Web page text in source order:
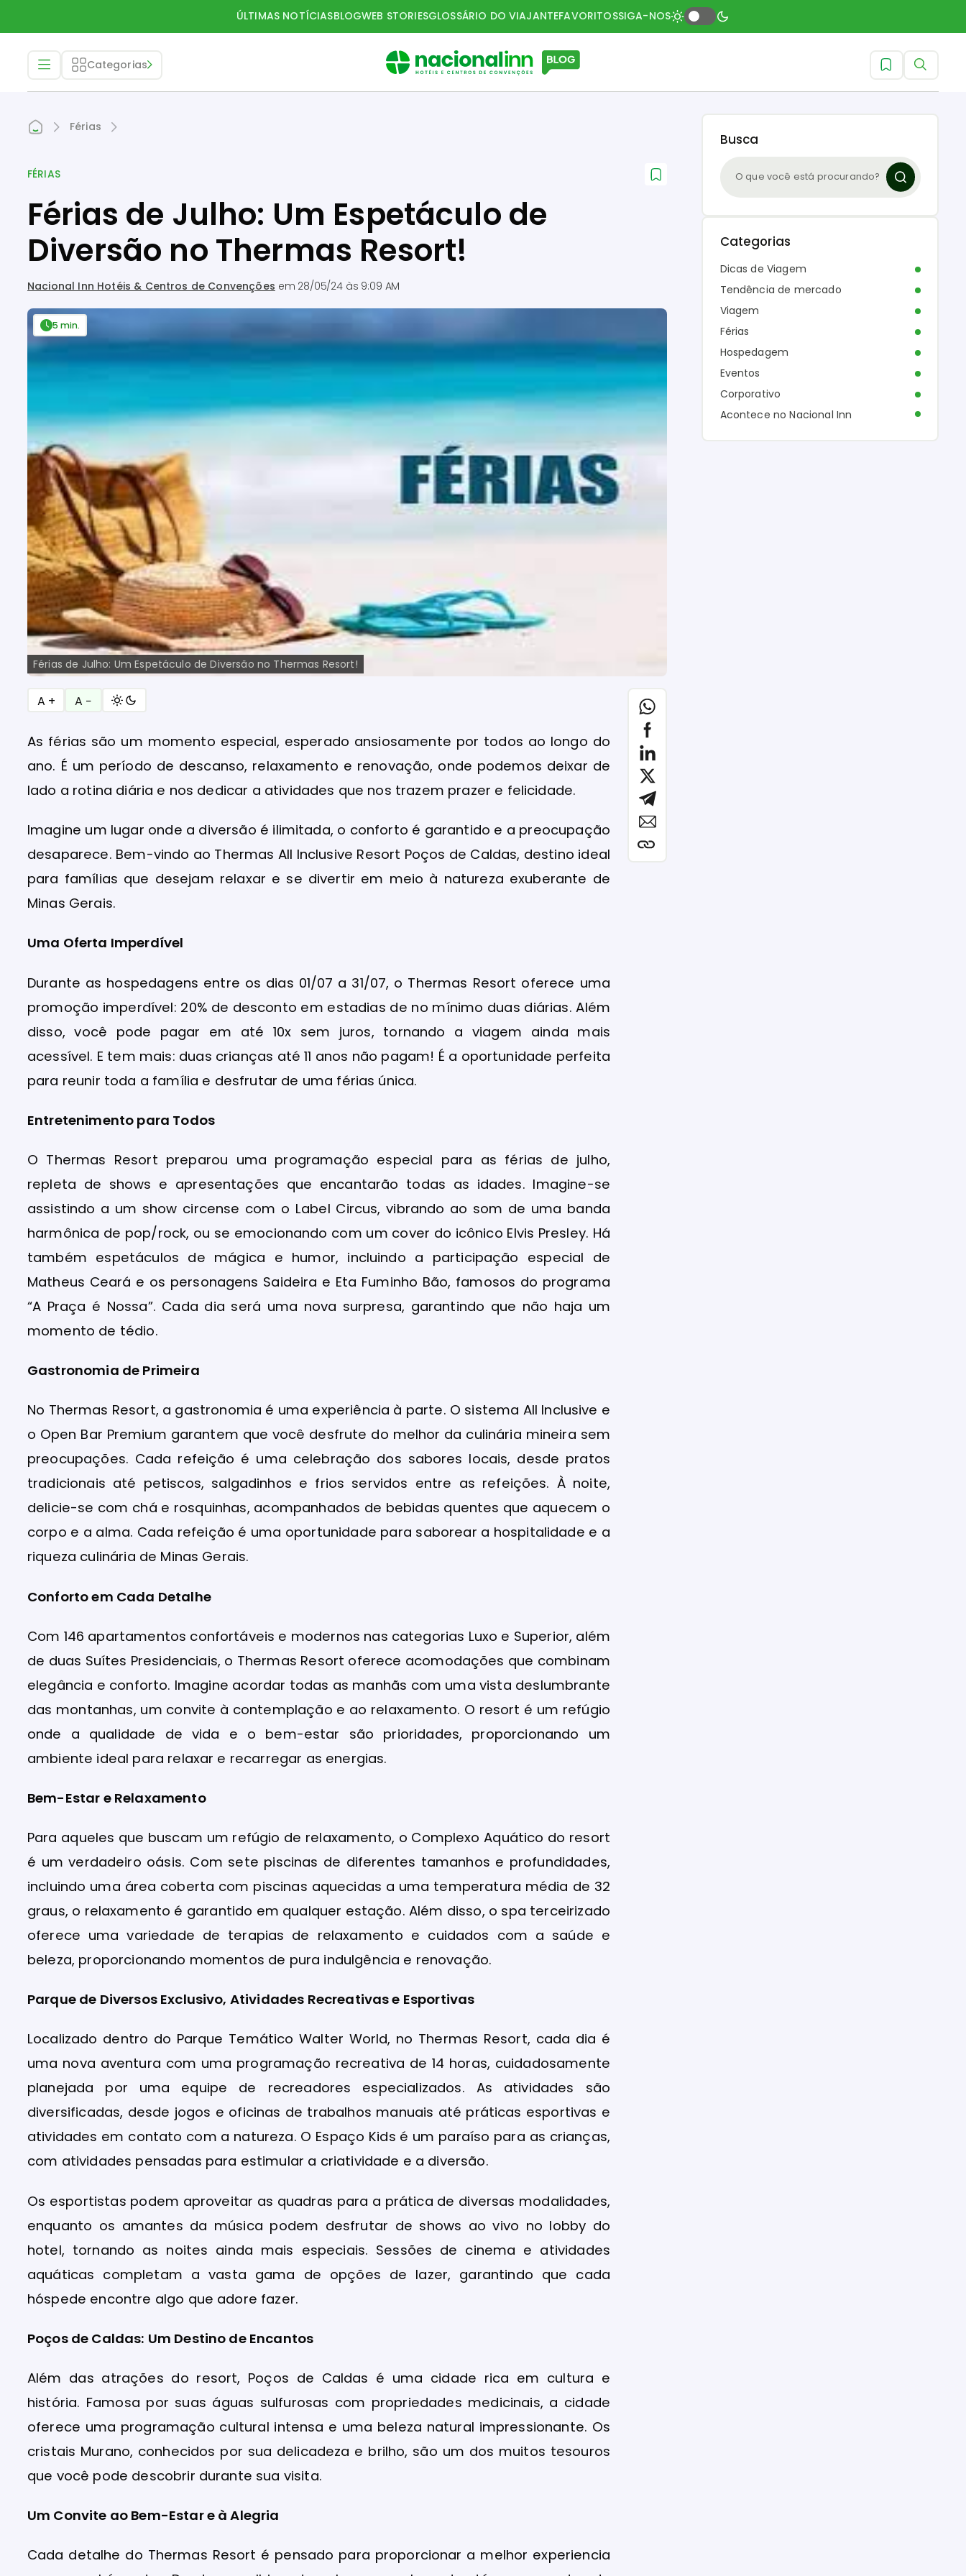
ÚLTIMAS NOTÍCIASBLOGWEB STORIESGLOSSÁRIO DO VIAJANTEFAVORITOSSIGA-NOS
Categorias
Férias
FÉRIAS
Férias de Julho: Um Espetáculo de
Diversão no Thermas Resort!
Nacional Inn Hotéis & Centros de Convenções em 28/05/24 às 9:09 AM
Férias de Julho: Um Espetáculo de Diversão no Thermas Resort!
5 min.
A + A −
As férias são um momento especial, esperado ansiosamente por todos ao longo do
ano. É um período de descanso, relaxamento e renovação, onde podemos deixar de
lado a rotina diária e nos dedicar a atividades que nos trazem prazer e felicidade.
Imagine um lugar onde a diversão é ilimitada, o conforto é garantido e a preocupação
desaparece. Bem-vindo ao Thermas All Inclusive Resort Poços de Caldas, destino ideal
para famílias que desejam relaxar e se divertir em meio à natureza exuberante de
Minas Gerais.
Uma Oferta Imperdível
Durante as hospedagens entre os dias 01/07 a 31/07, o Thermas Resort oferece uma
promoção imperdível: 20% de desconto em estadias de no mínimo duas diárias. Além
disso, você pode pagar em até 10x sem juros, tornando a viagem ainda mais
acessível. E tem mais: duas crianças até 11 anos não pagam! É a oportunidade perfeita
para reunir toda a família e desfrutar de uma férias única.
Entretenimento para Todos
O Thermas Resort preparou uma programação especial para as férias de julho,
repleta de shows e apresentações que encantarão todas as idades. Imagine-se
assistindo a um show circense com o Label Circus, vibrando ao som de uma banda
harmônica de pop/rock, ou se emocionando com um cover do icônico Elvis Presley. Há
também espetáculos de mágica e humor, incluindo a participação especial de
Matheus Ceará e os personagens Saideira e Eta Fuminho Bão, famosos do programa
“A Praça é Nossa”. Cada dia será uma nova surpresa, garantindo que não haja um
momento de tédio.
Gastronomia de Primeira
No Thermas Resort, a gastronomia é uma experiência à parte. O sistema All Inclusive e
o Open Bar Premium garantem que você desfrute do melhor da culinária mineira sem
preocupações. Cada refeição é uma celebração dos sabores locais, desde pratos
tradicionais até petiscos, salgadinhos e frios servidos entre as refeições. À noite,
delicie-se com chá e rosquinhas, acompanhados de bebidas quentes que aquecem o
corpo e a alma. Cada refeição é uma oportunidade para saborear a hospitalidade e a
riqueza culinária de Minas Gerais.
Conforto em Cada Detalhe
Com 146 apartamentos confortáveis e modernos nas categorias Luxo e Superior, além
de duas Suítes Presidenciais, o Thermas Resort oferece acomodações que combinam
elegância e conforto. Imagine acordar todas as manhãs com uma vista deslumbrante
das montanhas, um convite à contemplação e ao relaxamento. O resort é um refúgio
onde a qualidade de vida e o bem-estar são prioridades, proporcionando um
ambiente ideal para relaxar e recarregar as energias.
Bem-Estar e Relaxamento
Para aqueles que buscam um refúgio de relaxamento, o Complexo Aquático do resort
é um verdadeiro oásis. Com sete piscinas de diferentes tamanhos e profundidades,
incluindo uma área coberta com piscinas aquecidas a uma temperatura média de 32
graus, o relaxamento é garantido em qualquer estação. Além disso, o spa terceirizado
oferece uma variedade de terapias de relaxamento e cuidados com a saúde e
beleza, proporcionando momentos de pura indulgência e renovação.
Parque de Diversos Exclusivo, Atividades Recreativas e Esportivas
Localizado dentro do Parque Temático Walter World, no Thermas Resort, cada dia é
uma nova aventura com uma programação recreativa de 14 horas, cuidadosamente
planejada por uma equipe de recreadores especializados. As atividades são
diversificadas, desde jogos e oficinas de trabalhos manuais até práticas esportivas e
atividades em contato com a natureza. O Espaço Kids é um paraíso para as crianças,
com atividades pensadas para estimular a criatividade e a diversão.
Os esportistas podem aproveitar as quadras para a prática de diversas modalidades,
enquanto os amantes da música podem desfrutar de shows ao vivo no lobby do
hotel, tornando as noites ainda mais especiais. Sessões de cinema e atividades
aquáticas completam a vasta gama de opções de lazer, garantindo que cada
hóspede encontre algo que adore fazer.
Poços de Caldas: Um Destino de Encantos
Além das atrações do resort, Poços de Caldas é uma cidade rica em cultura e
história. Famosa por suas águas sulfurosas com propriedades medicinais, a cidade
oferece uma programação cultural intensa e uma beleza natural impressionante. Os
cristais Murano, conhecidos por sua delicadeza e brilho, são um dos muitos tesouros
que você pode descobrir durante sua visita.
Um Convite ao Bem-Estar e à Alegria
Cada detalhe do Thermas Resort é pensado para proporcionar a melhor experiencia
Busca
Categorias
Dicas de Viagem
Tendência de mercado
Viagem
Férias
Hospedagem
Eventos
Corporativo
Acontece no Nacional Inn